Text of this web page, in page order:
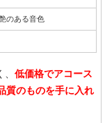
のある音色
低価格でアコース
質のものを手に入れ